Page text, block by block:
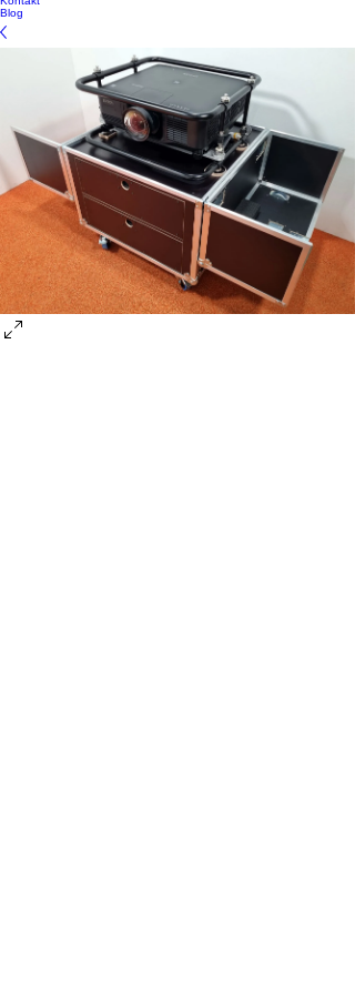
Blog